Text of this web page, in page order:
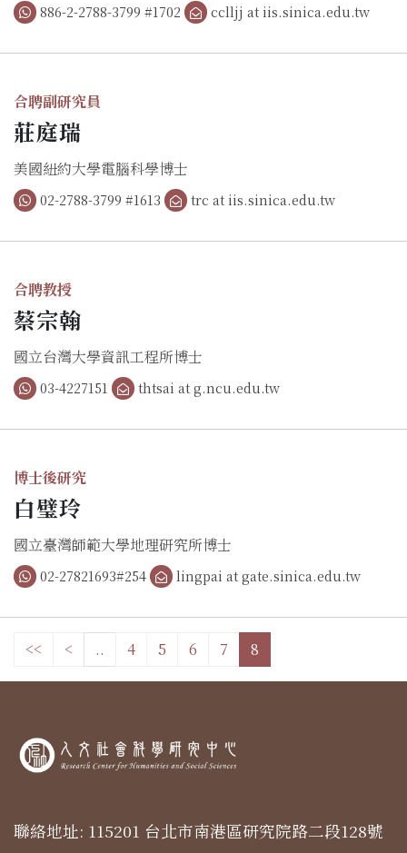
886-2-2788-3799 #1702 cclljj at iis.sinica.edu.tw
合聘副研究員
莊庭瑞
美國紐約大學電腦科學博士
02-2788-3799 #1613 trc at iis.sinica.edu.tw
合聘教授
蔡宗翰
國立台灣大學資訊工程所博士
03-4227151 thtsai at g.ncu.edu.tw
博士後研究
白璧玲
國立臺灣師範大學地理研究所博士
02-27821693#254 lingpai at gate.sinica.edu.tw
<< < .. 4 5 6 7 8
聯絡地址: 115201 台北市南港區研究院路二段128號